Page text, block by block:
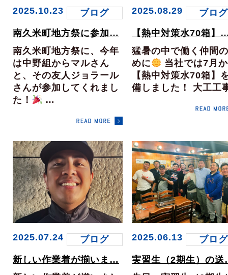
2025.10.23
ブログ
南久米町地方祭に参加…
南久米町地方祭に、今年
は中野組からマルさん
と、その友人ジョラール
さんが参加してくれまし
た！
…
2025.08.29
ブログ
【熱中対策水70箱】
猛暑の中で働く仲間
めに
当社では7月
【熱中対策水70箱】
備しました！ 大工工
2025.07.24
ブログ
新しい作業着が揃いま…
2025.06.13
ブログ
実習生（2期生）の